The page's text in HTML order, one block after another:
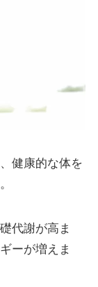
健康的な体を
代謝が高ま
ーが増えま